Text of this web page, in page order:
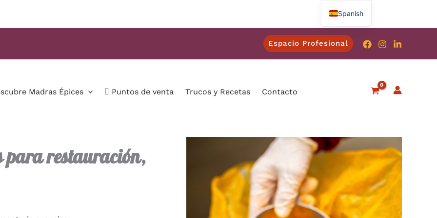
Espacio Profesional
Madras Épices Puntos de venta Trucos y Recetas Contacto
para restauración,
Spanish
French
English
Italian